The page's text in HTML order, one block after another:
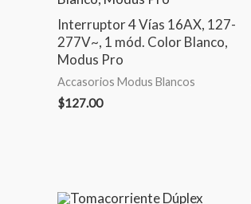
Interruptor 4 Vías 16AX, 127-
277V~, 1 mód. Color Blanco,
Modus Pro
Accasorios Modus Blancos
$127.00